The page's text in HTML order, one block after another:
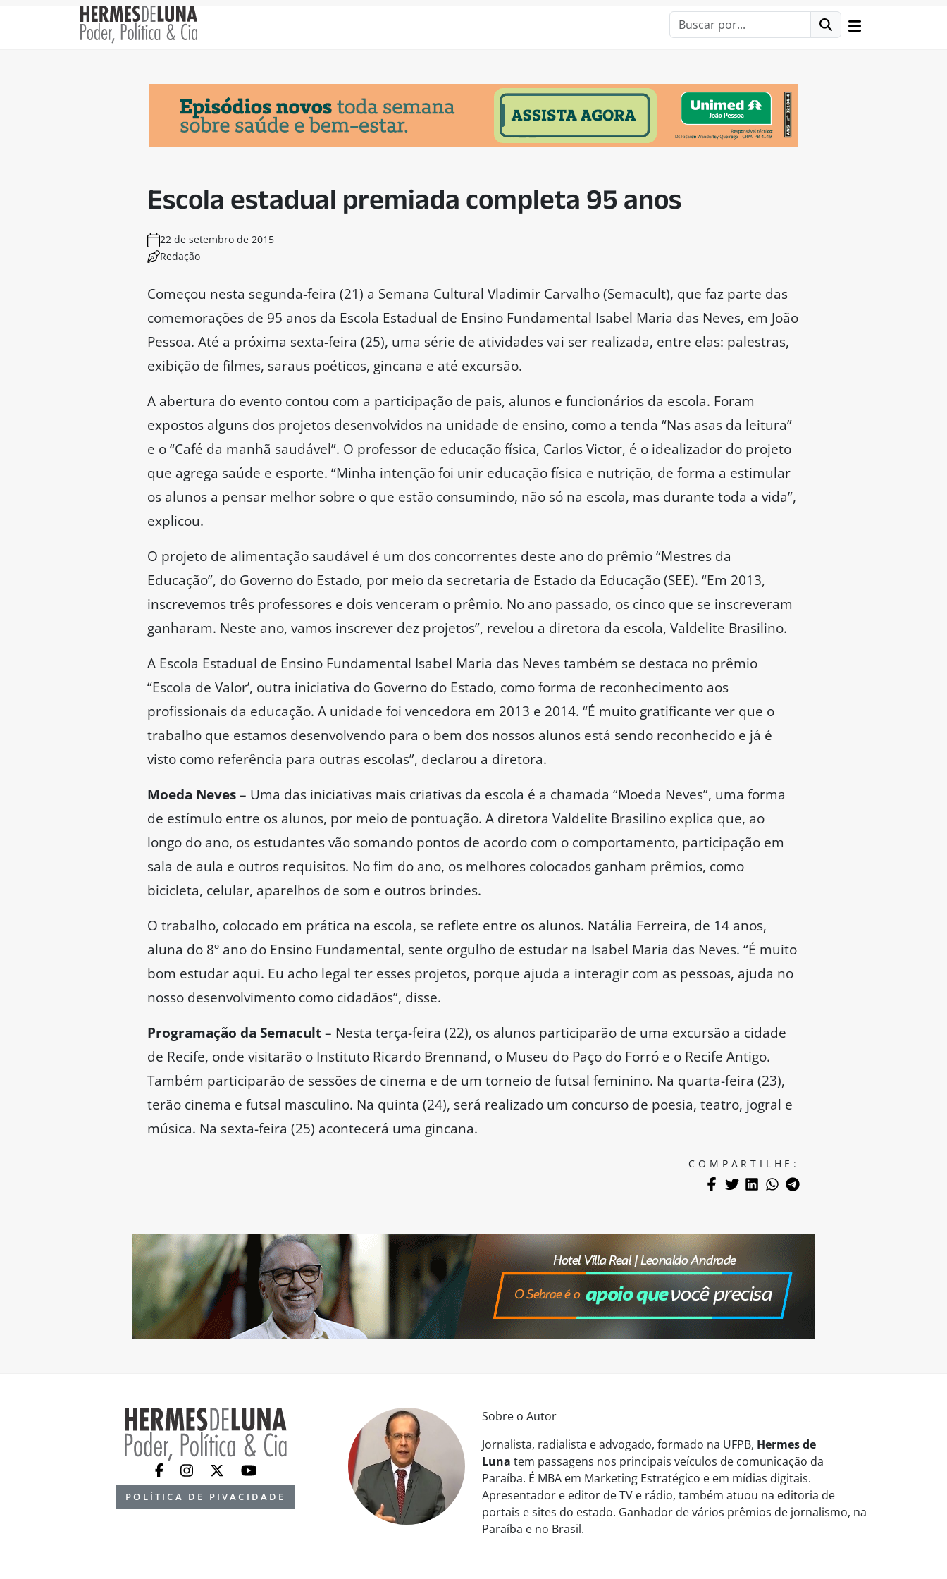
Escola estadual premiada completa 95 anos
22 de setembro de 2015
Redação
Começou nesta segunda-feira (21) a Semana Cultural Vladimir Carvalho (Semacult), que faz parte das
comemorações de 95 anos da Escola Estadual de Ensino Fundamental Isabel Maria das Neves, em João
Pessoa. Até a próxima sexta-feira (25), uma série de atividades vai ser realizada, entre elas: palestras,
exibição de filmes, saraus poéticos, gincana e até excursão.
A abertura do evento contou com a participação de pais, alunos e funcionários da escola. Foram
expostos alguns dos projetos desenvolvidos na unidade de ensino, como a tenda “Nas asas da leitura”
e o “Café da manhã saudável”. O professor de educação física, Carlos Victor, é o idealizador do projeto
que agrega saúde e esporte. “Minha intenção foi unir educação física e nutrição, de forma a estimular
os alunos a pensar melhor sobre o que estão consumindo, não só na escola, mas durante toda a vida”,
explicou.
O projeto de alimentação saudável é um dos concorrentes deste ano do prêmio “Mestres da
Educação”, do Governo do Estado, por meio da secretaria de Estado da Educação (SEE). “Em 2013,
inscrevemos três professores e dois venceram o prêmio. No ano passado, os cinco que se inscreveram
ganharam. Neste ano, vamos inscrever dez projetos”, revelou a diretora da escola, Valdelite Brasilino.
A Escola Estadual de Ensino Fundamental Isabel Maria das Neves também se destaca no prêmio
“Escola de Valor’, outra iniciativa do Governo do Estado, como forma de reconhecimento aos
profissionais da educação. A unidade foi vencedora em 2013 e 2014. “É muito gratificante ver que o
trabalho que estamos desenvolvendo para o bem dos nossos alunos está sendo reconhecido e já é
visto como referência para outras escolas”, declarou a diretora.
Moeda Neves– Uma das iniciativas mais criativas da escola é a chamada “Moeda Neves”, uma forma
de estímulo entre os alunos, por meio de pontuação. A diretora Valdelite Brasilino explica que, ao
longo do ano, os estudantes vão somando pontos de acordo com o comportamento, participação em
sala de aula e outros requisitos. No fim do ano, os melhores colocados ganham prêmios, como
bicicleta, celular, aparelhos de som e outros brindes.
O trabalho, colocado em prática na escola, se reflete entre os alunos. Natália Ferreira, de 14 anos,
aluna do 8º ano do Ensino Fundamental, sente orgulho de estudar na Isabel Maria das Neves. “É muito
bom estudar aqui. Eu acho legal ter esses projetos, porque ajuda a interagir com as pessoas, ajuda no
nosso desenvolvimento como cidadãos”, disse.
Programação da Semacult– Nesta terça-feira (22), os alunos participarão de uma excursão a cidade
de Recife, onde visitarão o Instituto Ricardo Brennand, o Museu do Paço do Forró e o Recife Antigo.
Também participarão de sessões de cinema e de um torneio de futsal feminino. Na quarta-feira (23),
terão cinema e futsal masculino. Na quinta (24), será realizado um concurso de poesia, teatro, jogral e
música. Na sexta-feira (25) acontecerá uma gincana.
COMPARTILHE:
POLÍTICA DE PIVACIDADE
Sobre o Autor
Jornalista, radialista e advogado, formado na UFPB, Hermes de
Luna tem passagens nos principais veículos de comunicação da
Paraíba. É MBA em Marketing Estratégico e em mídias digitais.
Apresentador e editor de TV e rádio, também atuou na editoria de
portais e sites do estado. Ganhador de vários prêmios de jornalismo, na
Paraíba e no Brasil.